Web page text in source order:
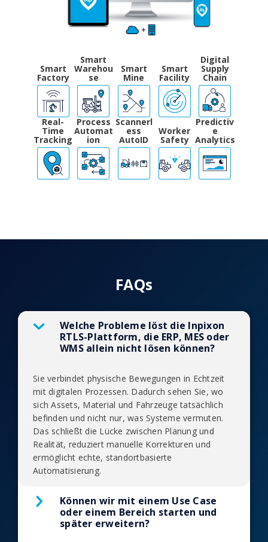
Smart
Factory
Smart
Warehou
se
Smart
Mine
Smart
Facility
Digital
Supply
Chain
Real-
Time
Tracking
Process
Automat
ion
Scannerl
ess
AutoID
Worker
Safety
Predictiv
e
Analytics
FAQs
Welche Probleme löst die Inpixon
RTLS-Plattform, die ERP, MES oder
WMS allein nicht lösen können?
Sie verbindet physische Bewegungen in Echtzeit
mit digitalen Prozessen. Dadurch sehen Sie, wo
sich Assets, Material und Fahrzeuge tatsächlich
befinden und nicht nur, was Systeme vermuten.
Das schließt die Lücke zwischen Planung und
Realität, reduziert manuelle Korrekturen und
ermöglicht echte, standortbasierte
Automatisierung.
Können wir mit einem Use Case
oder einem Bereich starten und
später erweitern?